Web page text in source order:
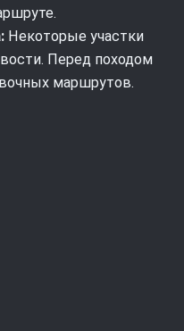
Некоторые участки
Перед походом
маршрутов.